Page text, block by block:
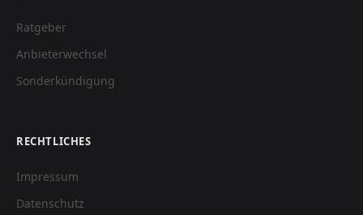
Ratgeber
Anbieterwechsel
Sonderkündigung
RECHTLICHES
Impressum
Datenschutz